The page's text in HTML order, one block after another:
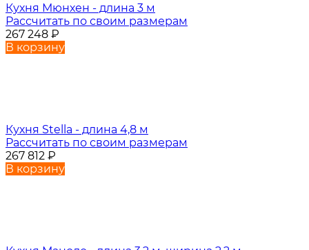
Кухня Мюнхен - длина 3 м
Рассчитать по своим размерам
267 248 ₽
В корзину
Кухня Stella - длина 4,8 м
Рассчитать по своим размерам
267 812 ₽
В корзину